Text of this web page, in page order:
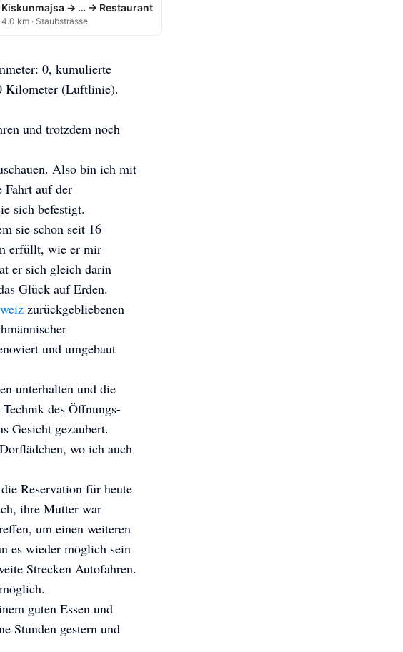
Kiskunmajsa → … → Restaurant
4.0 km · Staubstrasse
0, kumulierte
Kilometer (Luftlinie).
und trotzdem noch
Also bin ich mit
Fahrt auf der
sich befestigt.
sie schon seit 16
erfüllt, wie er mir
er sich gleich darin
Glück auf Erden.
zurückgebliebenen
und umgebaut
unterhalten und die
des Öffnungs-
Gesicht gezaubert.
wo ich auch
Reservation für heute
ihre Mutter war
um einen weiteren
es wieder möglich sein
Strecken Autofahren.
guten Essen und
Stunden gestern und